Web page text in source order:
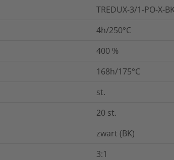
TREDUX-3/1-PO-X-
4h/250°C
400 %
168h/175°C
st.
20 st.
zwart (BK)
3:1